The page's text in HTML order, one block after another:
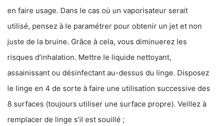
en faire usage. Dans le cas où un vaporisateur serait
utilisé, pensez à le paramétrer pour obtenir un jet et non
juste de la bruine. Grâce à cela, vous diminuerez les
risques d’inhalation. Mettre le liquide nettoyant,
assainissant ou désinfectant au-dessus du linge. Disposez
le linge en 4 de sorte à faire une utilisation successive des
8 surfaces (toujours utiliser une surface propre). Veillez à
remplacer de linge s’il est souillé ;